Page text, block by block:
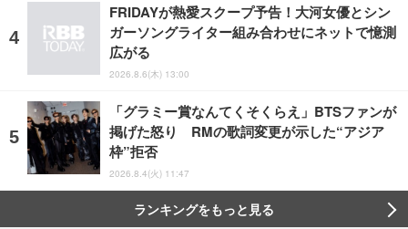
FRIDAYが熱愛スクープ予告！大河女優とシン
ガーソングライター組み合わせにネットで憶測
広がる
2026.8.6(木) 13:00
「グラミー賞なんてくそくらえ」BTSファンが
掲げた怒り RMの歌詞変更が示した“アジア
枠”拒否
2026.8.4(火) 11:47
ランキングをもっと見る